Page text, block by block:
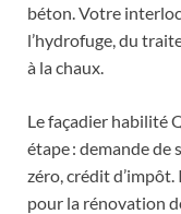
béton. Votre
l’hydrofuge, du
à la chaux.
Le façadier habilité
étape : demande
zéro, crédit
pour la rénovation